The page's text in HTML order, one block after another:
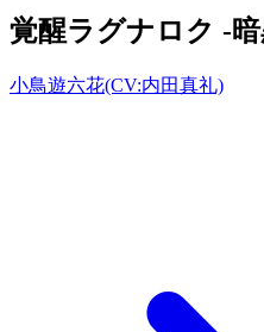
覚醒ラグナロク -
小鳥遊六花(CV:内田真礼)